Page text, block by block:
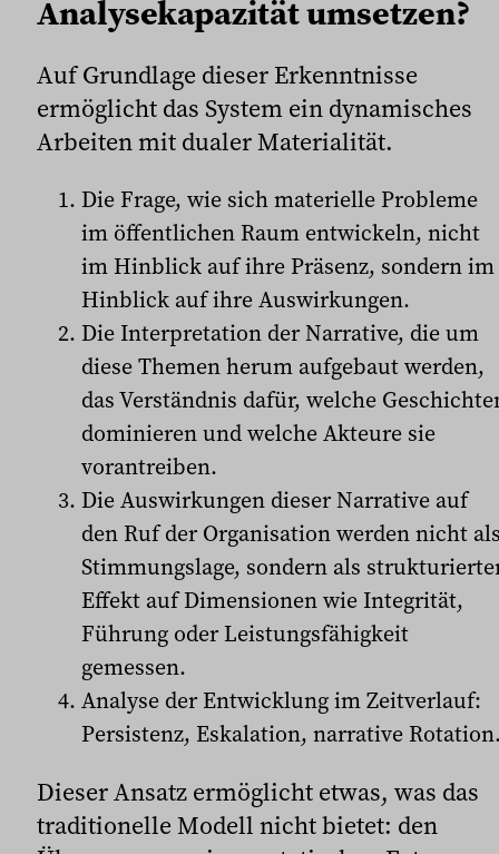
Analysekapazität umsetzen?
Auf Grundlage dieser Erkenntnisse
ermöglicht das System ein dynamisches
Arbeiten mit dualer Materialität.
Die Frage, wie sich materielle Probleme
im öffentlichen Raum entwickeln, nicht
im Hinblick auf ihre Präsenz, sondern im
Hinblick auf ihre Auswirkungen.
Die Interpretation der Narrative, die um
diese Themen herum aufgebaut werden,
das Verständnis dafür, welche
dominieren und welche Akteure sie
vorantreiben.
Die Auswirkungen dieser Narrative auf
den Ruf der Organisation werden nicht
Stimmungslage, sondern als
Effekt auf Dimensionen wie Integrität,
Führung oder Leistungsfähigkeit
gemessen.
Analyse der Entwicklung im Zeitverlauf:
Persistenz, Eskalation, narrative
Dieser Ansatz ermöglicht etwas, was das
traditionelle Modell nicht bietet: den